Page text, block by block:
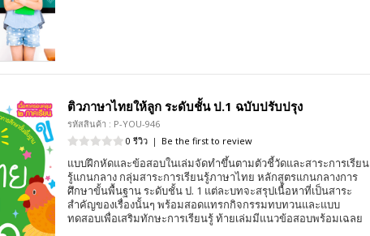
ติวภาษาไทยให้ลูก ระดับชั้น ป.1 ฉบับปรับปรุง
รหัสสินค้า : P-YOU-946
0 รีวิว | Be the first to review
แบบฝึกหัดและข้อสอบในเล่มจัดทำขึ้นตามตัวชี้วัดและสาระการเรียน
รู้แกนกลาง กลุ่มสาระการเรียนรู้ภาษาไทย หลักสูตรแกนกลางการ
ศึกษาขั้นพื้นฐาน ระดับชั้น ป. 1 แต่ละบทจะสรุปเนื้อหาที่เป็นสาระ
สำคัญของเรื่องนั้นๆ พร้อมสอดแทรกกิจกรรมทบทวนและแบบ
ทดสอบเพื่อเสริมทักษะการเรียนรู้ ท้ายเล่มมีแนวข้อสอบพร้อมเฉลย